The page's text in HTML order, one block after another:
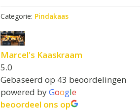
e
r
n
a
t
i
v
e
:
Categorie: Pindakaas
Marcel's Kaaskraam
5.0
Gebaseerd op 43 beoordelingen
powered byGoogle
beoordeel ons op